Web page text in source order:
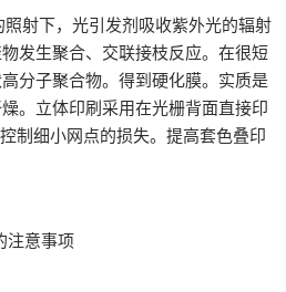
射下，光引发剂吸收紫外光的辐射
发生聚合、交联接枝反应。在很短
分子聚合物。得到硬化膜。实质是
。立体印刷采用在光栅背面直接印
制细小网点的损失。提高套色叠印
意事项